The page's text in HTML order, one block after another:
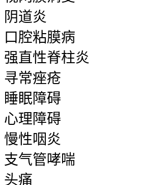
阴道炎
口腔粘膜病
强直性脊柱炎
寻常痤疮
睡眠障碍
心理障碍
慢性咽炎
支气管哮喘
头痛